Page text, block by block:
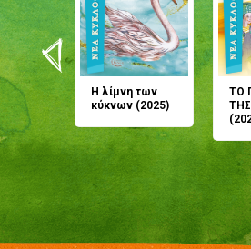
Η λίμνη των
κύκνων (2025)
ΤΟ